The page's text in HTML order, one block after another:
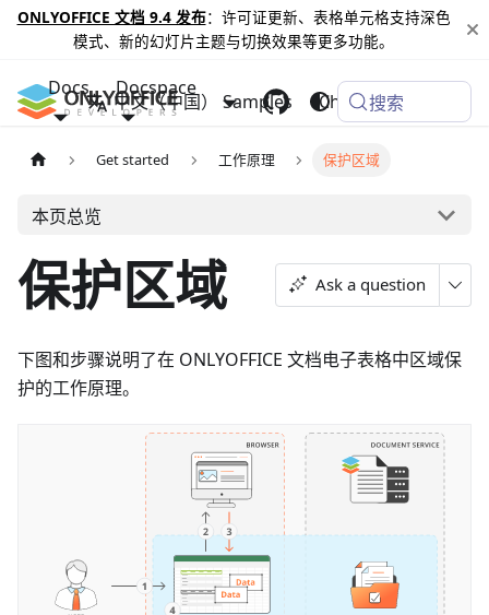
ONLYOFFICE 文档 9.4 发布：许可证更新、表格单元格支持深色
模式、新的幻灯片主题与切换效果等更多功能。
Docs Docspace
Samples Changelog
中文（中国） 搜索
Get started 工作原理 保护区域
本页总览
保护区域 Ask a question
下图和步骤说明了在 ONLYOFFICE 文档电子表格中区域保
护的工作原理。